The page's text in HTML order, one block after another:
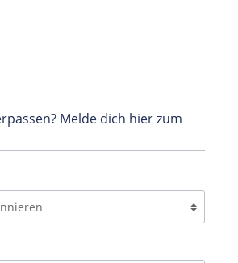
Melde dich hier zum